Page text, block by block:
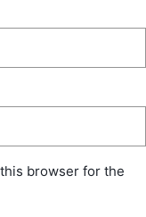
browser for the